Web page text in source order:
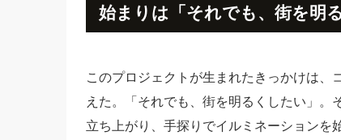
始まりは「それでも、街を明
このプロジェクトが生まれたきっかけは
えた。「それでも、街を明るくしたい」
立ち上がり、手探りでイルミネーション